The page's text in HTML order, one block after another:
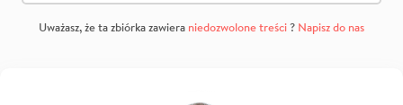
Uważasz, że ta zbiórka zawiera niedozwolone treści? Napisz do nas